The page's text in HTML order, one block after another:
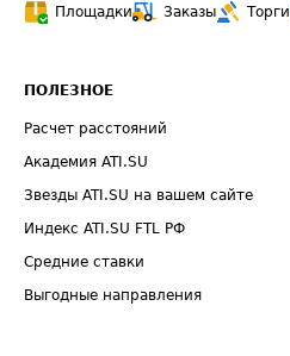
Площадки
Заказы Торги
ПОЛЕЗНОЕ
Расчет расстояний
Академия ATI.SU
Звезды ATI.SU на вашем сайте
Индекс ATI.SU FTL РФ
Средние ставки
Выгодные направления